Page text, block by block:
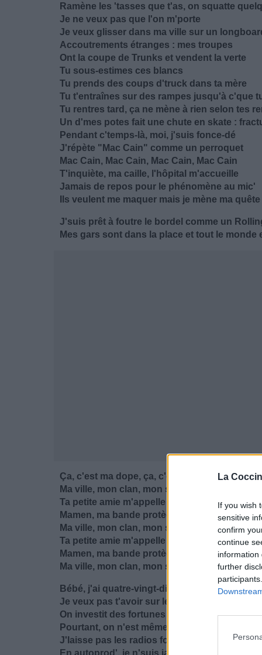
La
If you wish
sensitive
confirm
continue
information
further
Ramène les 'tasses que t'as, on squatte
Je ne veux pas que l'on m'porte
Je veux glisser dans ma ville sur un
Accoutrements étranges : mes troupes
Ont la coupe de Trunks et vendent la verte
Tu sous-estimes ces blancs
Tu prends des coups d'truck dans ta mère
Tu t'entraînes sur des rampes jusqu'à c'que
Tu rentres tard, ça ne mène à rien selon tes
Un d'mes potes fait une chute en skate :
Pendant c'temps-là, moi, j'suis fonce-dé
J'répète "Mac Cain" comme un perroquet
Mac Cain, Mac Cain, Mac Cain, Mac Cain
T'inquiète, ma caille, l'hôpital m'accueille
Jamais de repos pour le phénomène au mic'
Ils veulent me maquer mais je mène ma quête
J'suis prêt à foutre le bordel comme un
Mes gars sont dans la place et tout le monde
Ça, c'est ma dope, ça, c'est ma dope
Ma ville, mon clan, mon style, mon flow, ça,
Ta petite amie m'appelle "mon beau", ça,
Mamen, ma bande protège mon dos, ça,
Ma ville, mon clan, mon style, mon flow, ça,
Ta petite amie m'appelle "mon beau", ça,
Mamen, ma bande protège mon dos, ça,
Ma ville, mon clan, mon style, mon flow, ça,
Bébé, j'ai quatre-vingt-dix-neuf 'blèmes
Je veux pas t'avoir sur le dos, je veux t'avoir
On investit des fortunes que l'on n'a pas
Pourtant, on n'est même pas sûrs de vendre
J'laisse pas les radios formater mon boulot
En autoprod', je n'suis jamais épuisé